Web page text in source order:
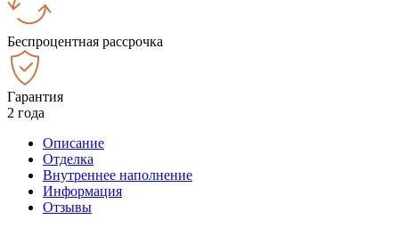
Беспроцентная рассрочка
Гарантия
2 года
Описание
Отделка
Внутреннее наполнение
Информация
Отзывы